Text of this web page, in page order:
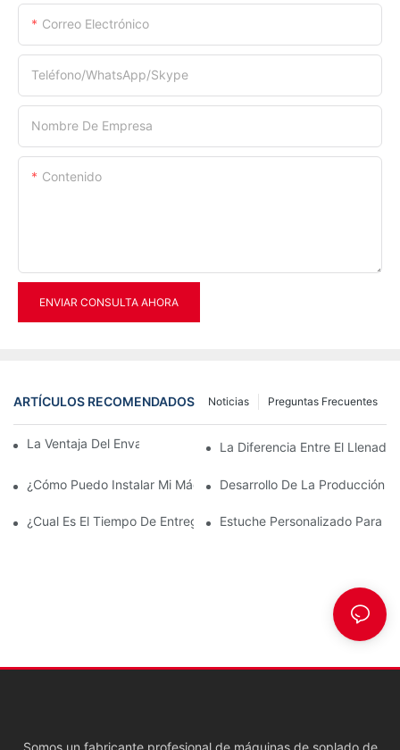
Correo Electrónico
Teléfono/WhatsApp/Skype
Nombre De Empresa
Contenido
ENVIAR CONSULTA AHORA
ARTÍCULOS RECOMENDADOS Preguntas Frecuentes
Noticias
La Ventaja Del Envase De Botella De PETLa Diferencia Entre El Llenado
¿Cómo Puedo Instalar Mi Máquina Cuando Llegue?
Desarrollo De La Producción
¿Cual Es El Tiempo De Entrega? Estuche Personalizado Para
Somos un fabricante profesional de máquinas de soplado de